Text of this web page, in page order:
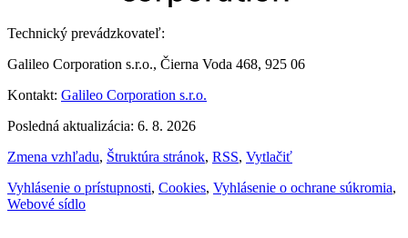
Technický prevádzkovateľ:
Galileo Corporation s.r.o., Čierna Voda 468, 925 06
Kontakt: Galileo Corporation s.r.o.
Posledná aktualizácia: 6. 8. 2026
Zmena vzhľadu, Štruktúra stránok, RSS, Vytlačiť
Vyhlásenie o prístupnosti, Cookies, Vyhlásenie o ochrane súkromia,
Webové sídlo